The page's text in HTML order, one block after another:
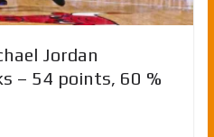
Jordan
– 54 points, 60 %